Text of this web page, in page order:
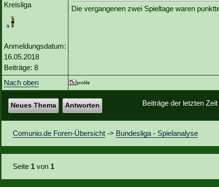
Kreisliga
Anmeldungsdatum:
16.05.2018
Beiträge: 8
Die vergangenen zwei Spieltage waren
Nach oben
Beiträge der letzten
Neues Thema Antworten
Comunio.de Foren-Übersicht -> Bundesliga - Spielanalyse
Seite 1 von 1